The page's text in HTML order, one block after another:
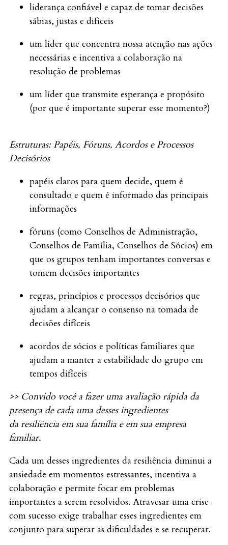
liderança confiável e capaz de tomar decisões
sábias, justas e difíceis
um líder que concentra nossa atenção nas ações
necessárias e incentiva a colaboração na
resolução de problemas
um líder que transmite esperança e propósito
(por que é importante superar esse momento?)
Estruturas: Papéis, Fóruns, Acordos e Processos
Decisórios
papéis claros para quem decide, quem é
consultado e quem é informado das principais
informações
fóruns (como Conselhos de Administração,
Conselhos de Família, Conselhos de Sócios) em
que os grupos tenham importantes conversas e
tomem decisões importantes
regras, princípios e processos decisórios que
ajudam a alcançar o consenso na tomada de
decisões difíceis
acordos de sócios e políticas familiares que
ajudam a manter a estabilidade do grupo em
tempos difíceis
>> Convido você a fazer uma avaliação rápida da
presença de cada uma desses ingredientes
da resiliência em sua família e em sua empresa
familiar.
Cada um desses ingredientes da resiliência diminui a
ansiedade em momentos estressantes, incentiva a
colaboração e permite focar em problemas
importantes a serem resolvidos. Atravesar uma crise
com sucesso exige trabalhar esses ingredientes em
conjunto para superar as dificuldades e se recuperar.